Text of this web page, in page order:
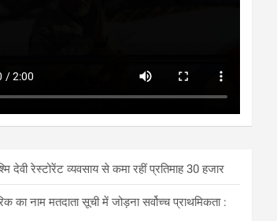
देवी रेस्टोरेंट व्यवसाय से कमा रहीं प्रतिमाह 30 हजार
का नाम मतदाता सूची में जोड़ना सर्वोच्च प्राथमिकता :